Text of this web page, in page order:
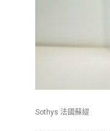
Sothys 法國蘇緹